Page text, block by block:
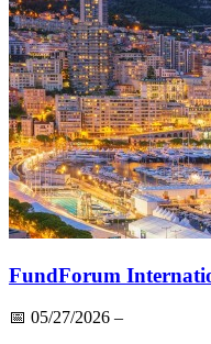
FundForum
📅 05/27/2026 –